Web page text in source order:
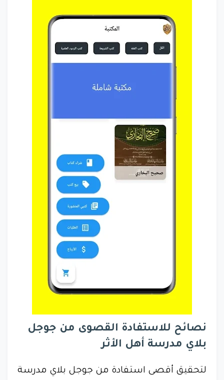
نصائح للاستفادة القصوى من جوجل
بلاي مدرسة أهل الأثر
لتحقيق أقصى استفادة من جوجل بلاي مدرسة